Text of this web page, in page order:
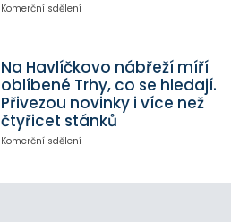
Komerční sdělení
Na Havlíčkovo nábřeží míří
oblíbené Trhy, co se hledají.
Přivezou novinky i více než
čtyřicet stánků
Komerční sdělení